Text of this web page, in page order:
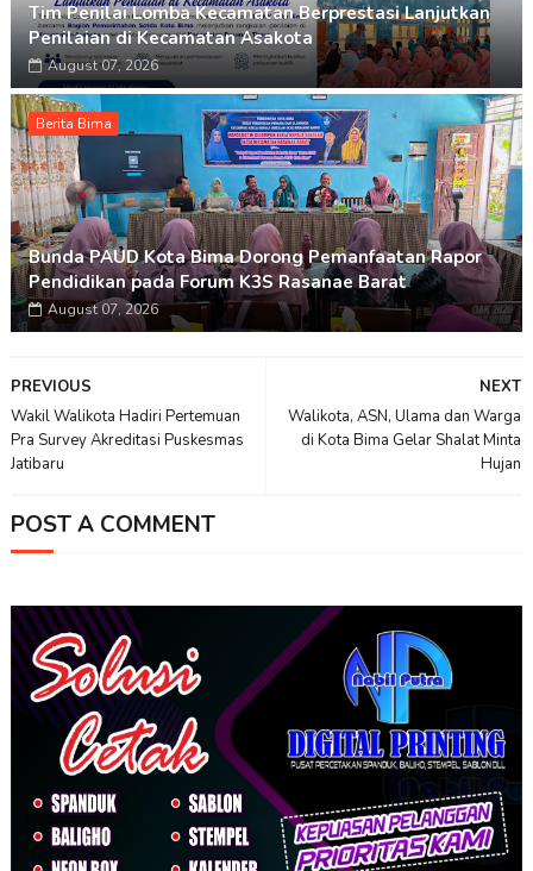
Tim Penilai Lomba Kecamatan Berprestasi Lanjutkan
Penilaian di Kecamatan Asakota
August 07, 2026
Berita Bima
Bunda PAUD Kota Bima Dorong Pemanfaatan Rapor
Pendidikan pada Forum K3S Rasanae Barat
August 07, 2026
NEXT
Walikota, ASN, Ulama dan Warga
di Kota Bima Gelar Shalat Minta
Hujan
PREVIOUS
Wakil Walikota Hadiri Pertemuan
Pra Survey Akreditasi Puskesmas
Jatibaru
POST A COMMENT